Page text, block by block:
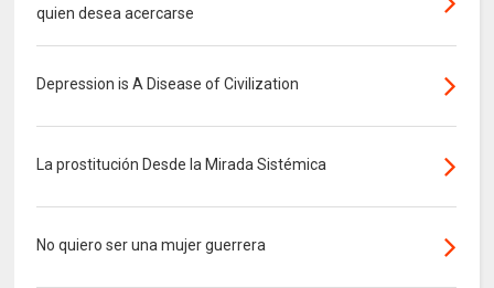
quien desea acercarse
Depression is A Disease of Civilization
La prostitución Desde la Mirada Sistémica
No quiero ser una mujer guerrera